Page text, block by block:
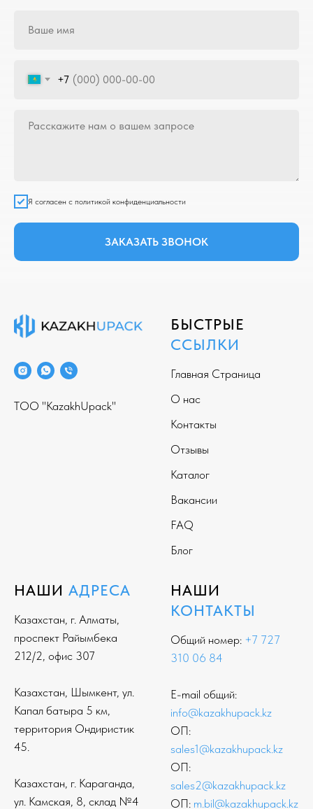
+7
Я согласен с политикой конфиденциальности
ЗАКАЗАТЬ ЗВОНОК
ТОО "KazakhUpack"
БЫСТРЫЕ
ССЫЛКИ
Главная Страница
О нас
Контакты
Отзывы
Каталог
Вакансии
FAQ
Блог
НАШИ АДРЕСА
Казахстан, г. Алматы,
проспект Райымбека
212/2, офис 307
Казахстан, Шымкент, ул.
Капал батыра 5 км,
территория Ондиристик
45.
Казахстан, г. Караганда,
ул. Камская, 8, склад №4
НАШИ
КОНТАКТЫ
Общий номер: +7 727
310 06 84
E-mail общий:
info@kazakhupack.kz
ОП:
sales1@kazakhupack.kz
ОП:
sales2@kazakhupack.kz
ОП: m.bil@kazakhupack.kz